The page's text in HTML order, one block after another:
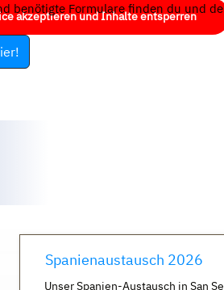
akzeptieren und Inhalte entsperren
benötigte Formulare finden du und
Spanienaustausch 2026
Unser Spanien-Austausch in San